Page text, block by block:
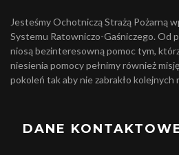
Jesteśmy Ochotniczą Strażą Pożarną
Systemu Ratowniczo-Gaśniczego. Od
niosą bezinteresowną pomoc tym,
niesienia pomocy pełnimy również
pokoleń tak aby nie zabrakło kolejnych
DANE